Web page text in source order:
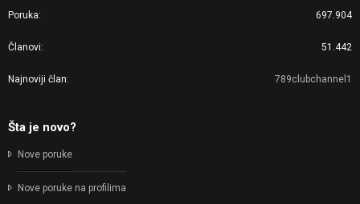
Poruka 697.904
Članovi 51.442
Najnoviji član 789clubchannel1
Šta je novo?
Nove poruke
Nove poruke na profilima